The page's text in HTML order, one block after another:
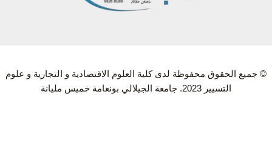
© جميع الحقوق محفوظة لدى كلية العلوم الاقتصادية و التجارية و علوم
التسيير 2023. جامعة الجيلالي بونعامة خميس مليانة